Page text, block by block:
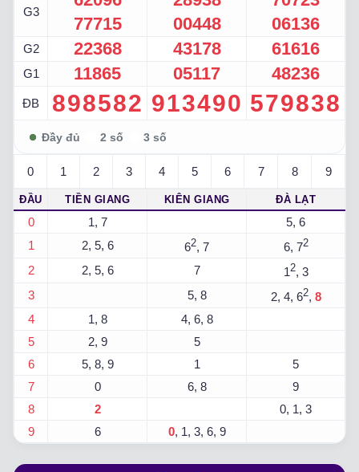
G3
77715
00448
06136
G2 22368 43178 61616
G1 11865 05117 48236
ĐB 898582 913490 579838
0 1 2 3 4 5 6 7 8 9
ĐẦU TIỀN GIANG KIÊN GIANG ĐÀ LẠT
0 1, 7
5, 6
1
2, 5, 6 62, 7 6, 72
2 2, 5, 6 7 12, 3
3
5, 8 2, 4, 62, 8
4
1, 8
4, 6, 8
5
2, 9
5
6
5, 8, 9 1
5
7
0 6, 8
9
8
2
0, 1, 3
9
6 0, 1, 3, 6, 9